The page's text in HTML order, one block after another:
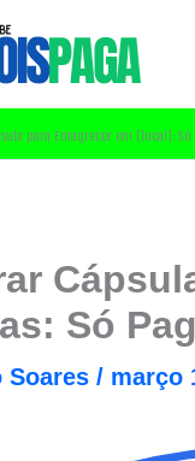
para Emagrecer em [local]: Só
Só
Soares / março